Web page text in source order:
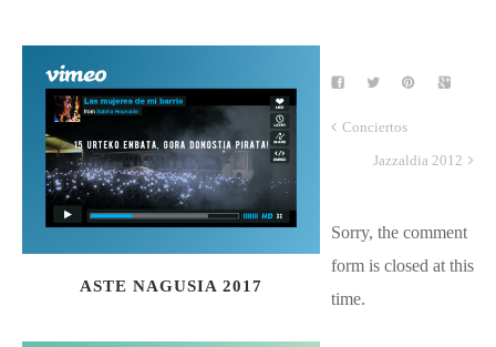
ASTE NAGUSIA 2017
Conciertos
Jazzaldia 2012
Sorry, the comment
form is closed at this
time.